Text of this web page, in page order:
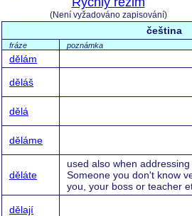
(Není vyžadováno zapisování)
čeština
fráze poznámka
dělám
děláš
dělá
děláme
děláte
used also when
Someone you don't know
you, your boss or teacher
dělají